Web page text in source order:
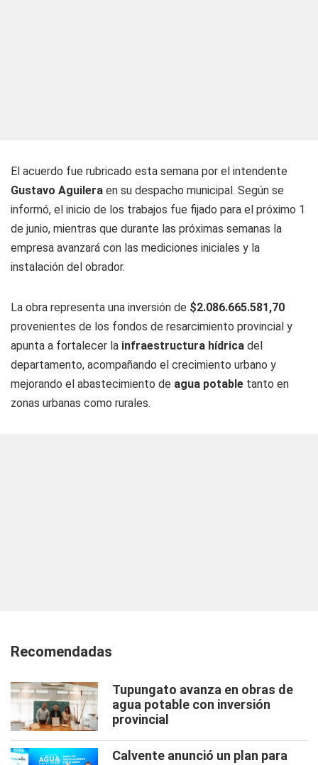
El acuerdo fue rubricado esta semana por el intendente
Gustavo Aguilera en su despacho municipal. Según se
informó, el inicio de los trabajos fue fijado para el próximo 1
de junio, mientras que durante las próximas semanas la
empresa avanzará con las mediciones iniciales y la
instalación del obrador.
La obra representa una inversión de $2.086.665.581,70
provenientes de los fondos de resarcimiento provincial y
apunta a fortalecer la infraestructura hídrica del
departamento, acompañando el crecimiento urbano y
mejorando el abastecimiento de agua potable tanto en
zonas urbanas como rurales.
Recomendadas
Tupungato avanza en obras de
agua potable con inversión
provincial
Calvente anunció un plan para